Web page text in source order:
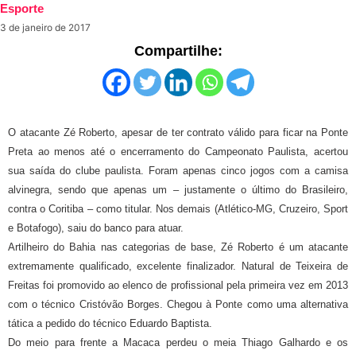
Esporte
3 de janeiro de 2017
Compartilhe:
O atacante Zé Roberto, apesar de ter contrato válido para ficar na Ponte
Preta ao menos até o encerramento do Campeonato Paulista, acertou
sua saída do clube paulista. Foram apenas cinco jogos com a camisa
alvinegra, sendo que apenas um – justamente o último do Brasileiro,
contra o Coritiba – como titular. Nos demais (Atlético-MG, Cruzeiro, Sport
e Botafogo), saiu do banco para atuar.
Artilheiro do Bahia nas categorias de base, Zé Roberto é um atacante
extremamente qualificado, excelente finalizador. Natural de Teixeira de
Freitas foi promovido ao elenco de profissional pela primeira vez em 2013
com o técnico Cristóvão Borges. Chegou à Ponte como uma alternativa
tática a pedido do técnico Eduardo Baptista.
Do meio para frente a Macaca perdeu o meia Thiago Galhardo e os